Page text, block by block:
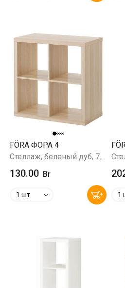
FÖRA ФОРА 4
Стеллаж, беленый дуб, 77x77х38 см
130.00 Br
1 шт. 1